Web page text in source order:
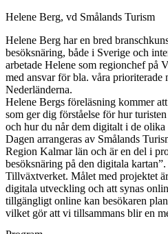
Helene Berg, vd Smålands Turism
Helene Berg har en bred
besöksnäring, både i Sverige och
arbetade Helene som regionchef på
med ansvar för bla. våra prioriterade
Nederländerna.
Helene Bergs föreläsning kommer
som ger dig förståelse för hur
och hur du når dem digitalt i de olika
Dagen arrangeras av Smålands
Region Kalmar län och är en del i
besöksnäring på den digitala
Tillväxtverket. Målet med projektet
digitala utveckling och att synas
tillgängligt online kan besökaren
vilket gör att vi tillsammans blir en